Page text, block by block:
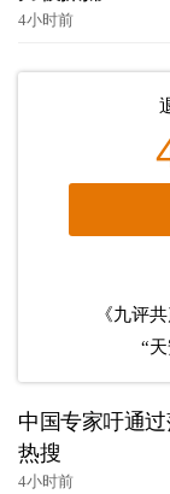
4小时前
《九评
“
中国专家吁通
热搜
4小时前